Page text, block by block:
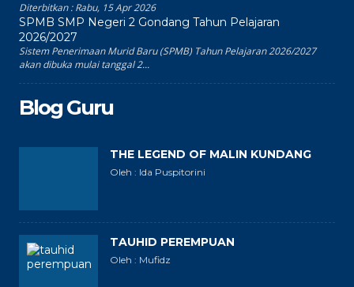
Diterbitkan :Rabu, 15 Apr 2026
SPMB SMP Negeri 2 Gondang Tahun Pelajaran
2026/2027
Sistem Penerimaan Murid Baru (SPMB) Tahun Pelajaran 2026/2027
akan dibuka mulai tanggal 2...
Blog Guru
THE LEGEND OF MALIN KUNDANG
Oleh : Ida Puspitorini
TAUHID PEREMPUAN
Oleh : Mufidz